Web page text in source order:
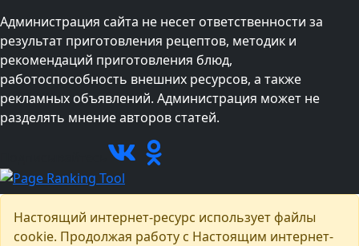
Администрация сайта не несет ответственности за
результат приготовления рецептов, методик и
рекомендаций приготовления блюд,
работоспособность внешних ресурсов, а также
рекламных объявлений. Администрация может не
разделять мнение авторов статей.
Настоящий интернет-ресурс использует файлы
cookie. Продолжая работу с Настоящим интернет-